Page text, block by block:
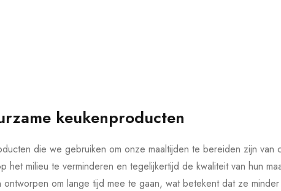
keukenproducten
die we gebruiken om onze maaltijden te bereiden zijn van
het milieu te verminderen en tegelijkertijd de kwaliteit van hun
ontworpen om lange tijd mee te gaan, wat betekent dat ze